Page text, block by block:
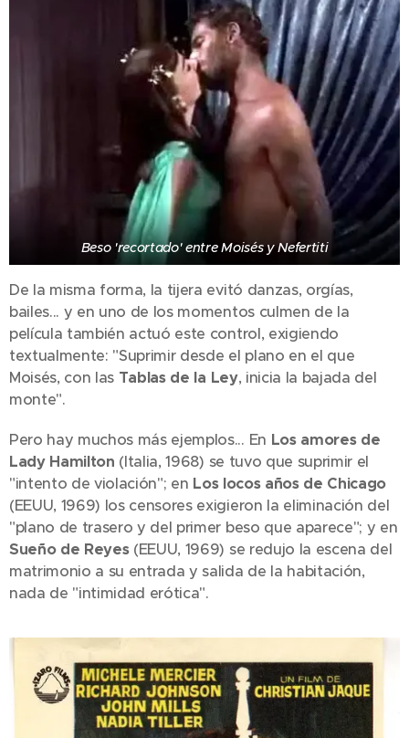
Beso 'recortado' entre Moisés y Nefertiti
De la misma forma, la tijera evitó danzas, orgías,
bailes... y en uno de los momentos culmen de la
película también actuó este control, exigiendo
textualmente: "Suprimir desde el plano en el que
Moisés, con las Tablas de la Ley, inicia la bajada del
monte".
Pero hay muchos más ejemplos... En Los amores de
Lady Hamilton (Italia, 1968) se tuvo que suprimir el
"intento de violación"; en Los locos años de Chicago
(EEUU, 1969) los censores exigieron la eliminación del
"plano de trasero y del primer beso que aparece"; y en
Sueño de Reyes(EEUU, 1969) se redujo la escena del
matrimonio a su entrada y salida de la habitación,
nada de "intimidad erótica".